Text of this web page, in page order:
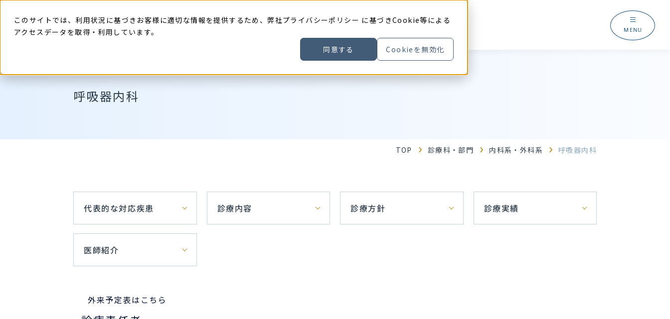
このサイトでは、利用状況に基づきお客様に適切な情報を提供するため、弊社プライバシーポリシー に基づきCookie等による
アクセスデータを取得・利用しています。
同意する
Cookieを無効化
本
MENU
呼吸器内科
TOP 診療科・部門 内科系・外科系 呼吸器内科
代表的な対応疾患 診療内容 診療方針 診療実績
医師紹介
外来予定表はこちら